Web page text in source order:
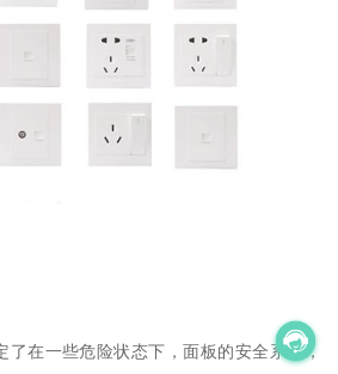
了在一些危险状态下，面板的安全系数，